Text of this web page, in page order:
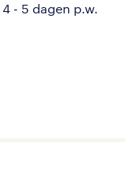
- 5 dagen p.w.